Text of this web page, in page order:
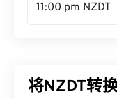
11:00 pm NZDT
将NZDT转